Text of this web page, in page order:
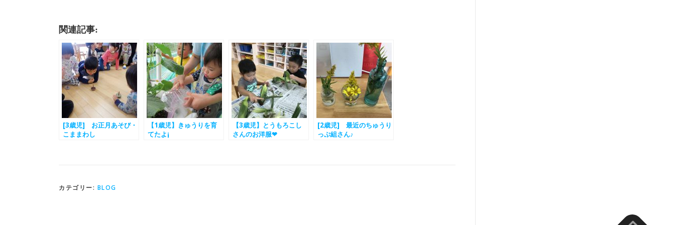
関連記事:
[3歳児] お正月あそび・
こままわし
【1歳児】きゅうりを育
てたよ¡
【3歳児】とうもろこし
さんのお洋服❤
[2歳児] 最近のちゅうり
っぷ組さん♪
カテゴリー: BLOG